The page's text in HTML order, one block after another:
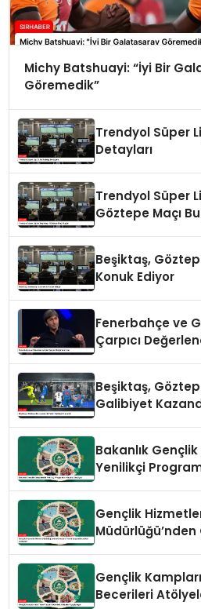
Michy Batshuayi: “İyi Bir
Göremedik”
Trendyol Süper
Detayları
Trendyol Süper
Göztepe Maçı
Beşiktaş,
Konuk Ediyor
Fenerbahçe ve
Çarpıcı
Beşiktaş,
Galibiyet
Bakanlık
Yenilikçi
Gençlik
Gençlik
Becerileri